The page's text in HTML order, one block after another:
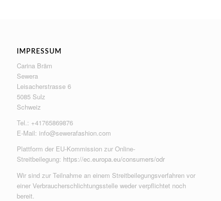
IMPRESSUM
Carina Bräm
Sewera
Leisacherstrasse 6
5085 Sulz
Schweiz
Tel.: +41765869876
E-Mail: info@sewerafashion.com
Plattform der EU-Kommission zur Online-
Streitbeilegung: https://ec.europa.eu/consumers/odr
Wir sind zur Teilnahme an einem Streitbeilegungsverfahren vor
einer Verbraucherschlichtungsstelle weder verpflichtet noch
bereit.